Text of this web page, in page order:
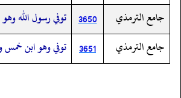
جامع الترمذي
3650
توفي رسول الله
جامع الترمذي
3651 توفي وهو ابن خمس